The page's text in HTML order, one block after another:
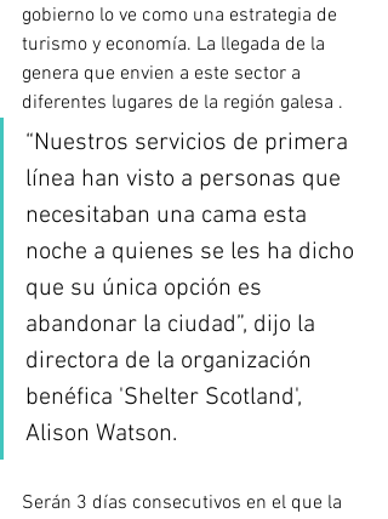
gobierno lo ve como una estrategia de
turismo y economía. La llegada de la
genera que envien a este sector a
diferentes lugares de la región galesa .
“Nuestros servicios de primera
línea han visto a personas que
necesitaban una cama esta
noche a quienes se les ha dicho
que su única opción es
abandonar la ciudad”, dijo la
directora de la organización
benéfica 'Shelter Scotland',
Alison Watson.
Serán 3 días consecutivos en el que la